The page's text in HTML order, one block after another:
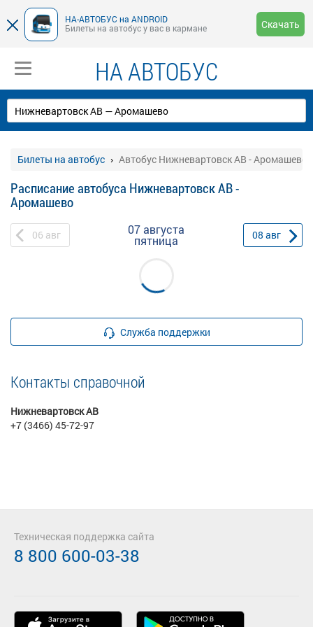
НА-АВТОБУС на ANDROID
Билеты на автобус у вас в кармане
Скачать
НА АВТОБУС
Билеты на автобус Автобус Нижневартовск АВ - Аромашево
Расписание автобуса Нижневартовск АВ -
Аромашево
06 авг 07 августа
пятница 08 авг
Служба поддержки
Контакты справочной
Нижневартовск АВ
+7 (3466) 45-72-97
Техническая поддержка сайта
8 800 600-03-38